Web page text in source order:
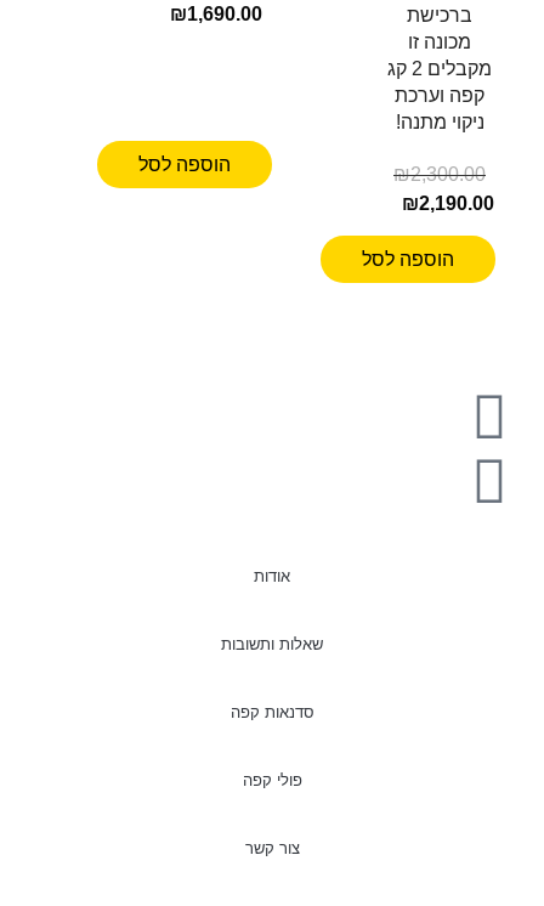
ברכישת
מכונה זו
מקבלים 2 קג
קפה וערכת
ניקוי מתנה!
₪2,300.00
₪2,190.00
הוספה לסל
₪1,690.00
הוספה לסל
אודות
שאלות ותשובות
סדנאות קפה
פולי קפה
צור קשר